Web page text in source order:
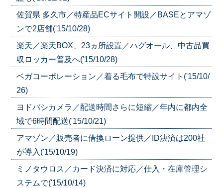
佐賀県 多久市／特産品ECサイト開設／BASEとアマゾ
ンで2店舗('15/10/28)
楽天／楽天BOX、23ヵ所設置／ハグオール、中古品買
収ロッカー普及へ('15/10/28)
ベガコーポレーション／着る毛布で特設サイト('15/10/
26)
ヨドバシカメラ／配送時間さらに短縮／年内に都内全
域で6時間配送('15/10/21)
アマゾン／販売者に借換ローン提供／ID決済は200社
が導入('15/10/19)
ミノタウロス／カード決済に対応／仕入・在庫管理シ
ステムで('15/10/14)